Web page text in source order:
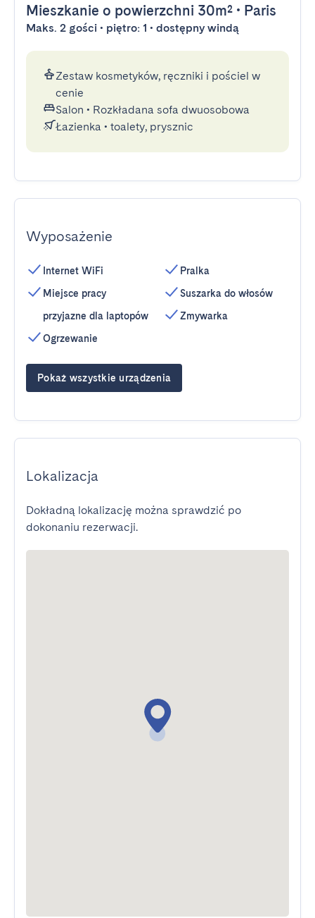
Mieszkanie o powierzchni 30m² • Paris
Maks. 2 gości • piętro: 1 • dostępny windą
Zestaw kosmetyków, ręczniki i pościel w
cenie
Salon • Rozkładana sofa dwuosobowa
Łazienka • toalety, prysznic
Wyposażenie
Internet WiFi
Miejsce pracy
przyjazne dla laptopów
Ogrzewanie
Pralka
Suszarka do włosów
Zmywarka
Pokaż wszystkie urządzenia
Lokalizacja
Dokładną lokalizację można sprawdzić po
dokonaniu rezerwacji.